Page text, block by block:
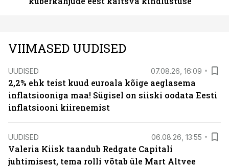
VIIMASED UUDISED
UUDISED 07.08.26, 16:09
2,2% ehk teist kuud euroala kõige aeglasema
inflatsiooniga maa! Sügisel on siiski oodata Eesti
inflatsiooni kiirenemist
UUDISED 06.08.26, 13:55
Valeria Kiisk taandub Redgate Capitali
juhtimisest, tema rolli võtab üle Mart Altvee